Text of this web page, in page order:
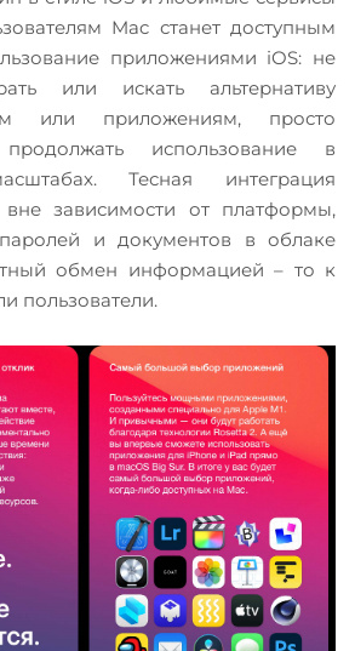
Mac станет доступным
приложениями iOS: не
или искать альтернативу
или приложениям, просто
использование в
Тесная интеграция
вне зависимости от платформы,
и документов в облаке
обмен информацией – то к
пользователи.